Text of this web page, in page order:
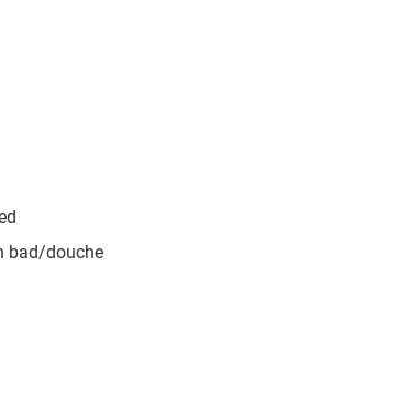
bad/douche